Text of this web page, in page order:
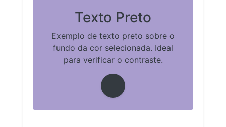
Texto Preto
Exemplo de texto preto sobre o
fundo da cor selecionada. Ideal
para verificar o contraste.